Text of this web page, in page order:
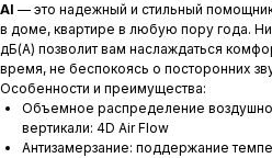
AI — это надежный и стильный
в доме, квартире в любую пору года.
дБ(А) позволит вам наслаждаться
время, не беспокоясь о посторонних
Особенности и преимущества:
Объемное распределение
вертикали: 4D Air Flow
Антизамерзание: поддержание